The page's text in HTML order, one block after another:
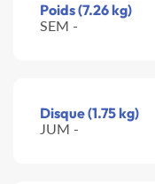
Poids (7.26 kg)
SEM -
Disque (1.75 kg)
JUM -